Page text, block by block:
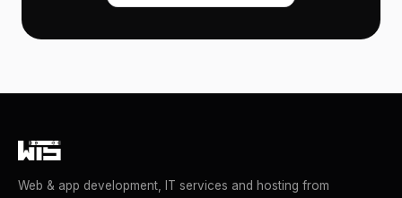
Web & app development, IT services and hosting from